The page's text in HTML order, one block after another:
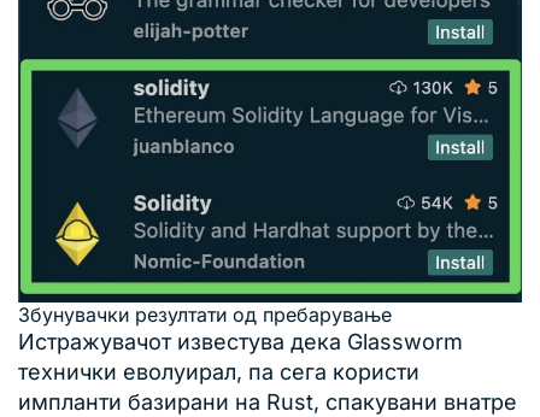
Збунувачки резултати од пребарување
Истражувачот известува дека Glassworm
технички еволуирал, па сега користи
импланти базирани на Rust, спакувани внатре